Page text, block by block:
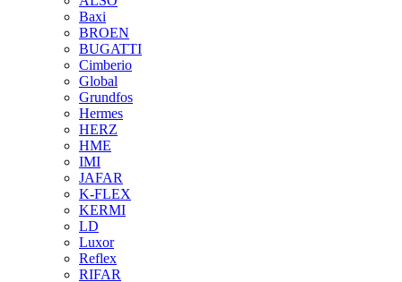
Baxi
BROEN
BUGATTI
Cimberio
Global
Grundfos
Hermes
HERZ
HME
IMI
JAFAR
K-FLEX
KERMI
LD
Luxor
Reflex
RIFAR